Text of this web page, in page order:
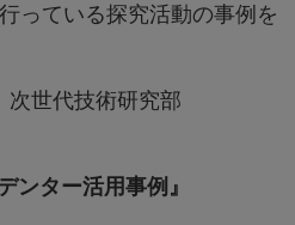
っている探究活動の事例を
術研究部
ンター活用事例』